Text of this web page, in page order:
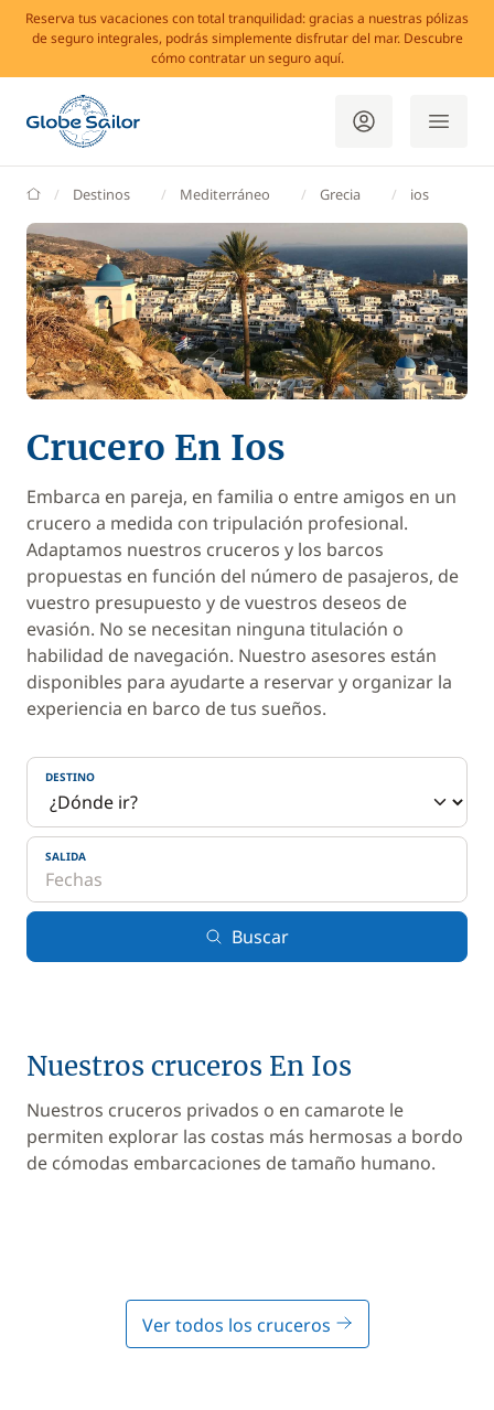
Reserva tus vacaciones con total tranquilidad: gracias a nuestras pólizas
de seguro integrales, podrás simplemente disfrutar del mar. Descubre
cómo contratar un seguro aquí.
GlobeSailor
Destinos Mediterráneo Grecia ios
Crucero En Ios
Embarca en pareja, en familia o entre amigos en un
crucero a medida con tripulación profesional.
Adaptamos nuestros cruceros y los barcos
propuestas en función del número de pasajeros, de
vuestro presupuesto y de vuestros deseos de
evasión. No se necesitan ninguna titulación o
habilidad de navegación. Nuestro asesores están
disponibles para ayudarte a reservar y organizar la
experiencia en barco de tus sueños.
DESTINO
SALIDA
Buscar
Nuestros cruceros En Ios
Nuestros cruceros privados o en camarote le
permiten explorar las costas más hermosas a bordo
de cómodas embarcaciones de tamaño humano.
Ver todos los cruceros